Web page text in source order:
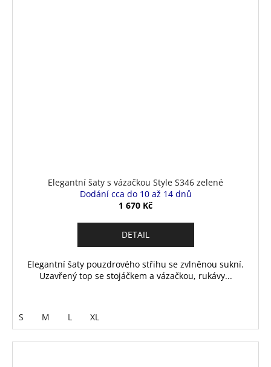
Elegantní šaty s vázačkou Style S346 zelené
Dodání cca do 10 až 14 dnů
1 670 Kč
DETAIL
Elegantní šaty pouzdrového střihu se zvlněnou sukní.
Uzavřený top se stojáčkem a vázačkou, rukávy...
S M L XL